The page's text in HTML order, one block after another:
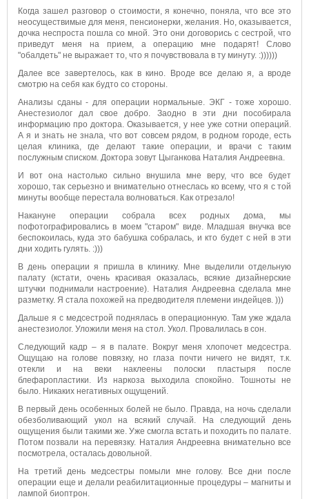
Когда зашел разговор о стоимости, я конечно, поняла, что все это
неосуществимые для меня, пенсионерки, желания. Но, оказывается,
дочка неспроста пошла со мной. Это они договорись с сестрой, что
приведут меня на прием, а операцию мне подарят! Слово
"обалдеть" не выражает то, что я почувствовала в ту минуту. :))))))
Далее все завертелось, как в кино. Вроде все делаю я, а вроде
смотрю на себя как будто со стороны.
Анализы сданы - для операции нормальные. ЭКГ - тоже хорошо.
Анестезиолог дал свое добро. Заодно в эти дни пособирала
информацию про доктора. Оказывается, у нее уже сотни операций.
А я и знать не знала, что вот совсем рядом, в родном городе, есть
целая клиника, где делают такие операции, и врачи с таким
послужным списком. Доктора зовут Цыганкова Наталия Андреевна.
И вот она настолько сильно внушила мне веру, что все будет
хорошо, так серьезно и внимательно отнеслась ко всему, что я с той
минуты вообще перестала волноваться. Как отрезало!
Накануне операции собрала всех родных дома, мы
пофотографировались в моем "старом" виде. Младшая внучка все
беспокоилась, куда это бабушка собралась, и кто будет с ней в эти
дни ходить гулять. :)))
В день операции я пришла в клинику. Мне выделили отдельную
палату (кстати, очень красивая оказалась, всякие дизайнерские
штучки поднимали настроение). Наталия Андреевна сделала мне
разметку. Я стала похожей на предводителя племени индейцев. )))
Дальше я с медсестрой поднялась в операционную. Там уже ждала
анестезиолог. Уложили меня на стол. Укол. Провалилась в сон.
Следующий кадр – я в палате. Вокруг меня хлопочет медсестра.
Ощущаю на голове повязку, но глаза почти ничего не видят, т.к.
отекли и на веки наклеены полоски пластыря после
блефаропластики. Из наркоза выходила спокойно. Тошноты не
было. Никаких негативных ощущений.
В первый день особенных болей не было. Правда, на ночь сделали
обезболивающий укол на всякий случай. На следующий день
ощущения были такими же. Уже смогла встать и походить по палате.
Потом позвали на перевязку. Наталия Андреевна внимательно все
посмотрела, осталась довольной.
На третий день медсестры помыли мне голову. Все дни после
операции еще и делали реабилитационные процедуры – магниты и
лампой биоптрон.